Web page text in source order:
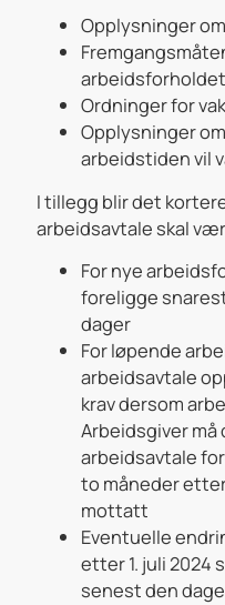
Opplysninger
arbeidsforholdet
Ordninger for
Opplysninger
arbeidstiden vil
I tillegg blir det
arbeidsavtale skal
For nye
foreligge
dager
For løpende
arbeidsavtale
krav dersom
Arbeidsgiver
arbeidsavtale
to måneder
mottatt
Eventuelle
etter 1. juli 2024
senest den